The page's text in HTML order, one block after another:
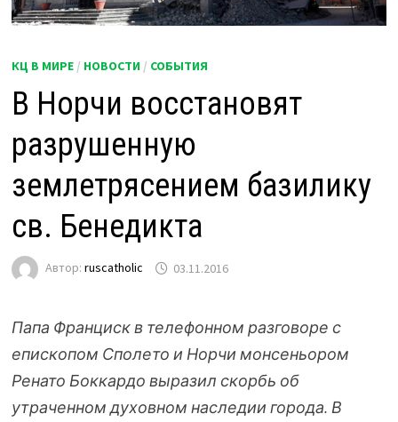
КЦ В МИРЕ / НОВОСТИ / СОБЫТИЯ
В Норчи восстановят
разрушенную
землетрясением базилику
св. Бенедикта
Автор:ruscatholic 03.11.2016
Папа Франциск в телефонном разговоре с
епископом Сполето и Норчи монсеньором
Ренато Боккардо выразил скорбь об
утраченном духовном наследии города. В